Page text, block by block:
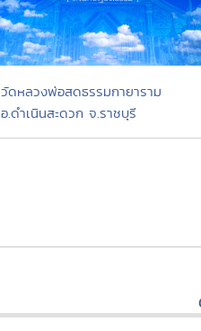
วัดหลวงพ่อสดธรรมกายาราม
อ.ดำเนินสะดวก จ.ราชบุรี